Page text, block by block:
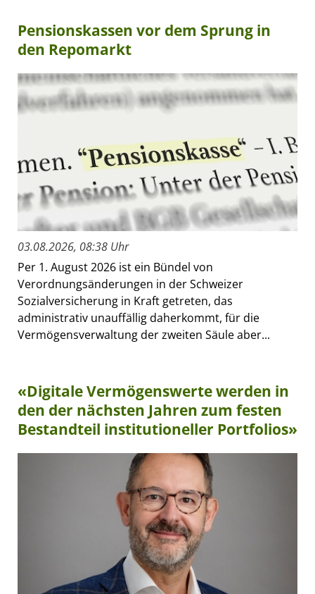
Pensionskassen vor dem Sprung in
den Repomarkt
03.08.2026, 08:38 Uhr
Per 1. August 2026 ist ein Bündel von
Verordnungsänderungen in der Schweizer
Sozialversicherung in Kraft getreten, das
administrativ unauffällig daherkommt, für die
Vermögensverwaltung der zweiten Säule aber...
«Digitale Vermögenswerte werden in
den der nächsten Jahren zum festen
Bestandteil institutioneller Portfolios»